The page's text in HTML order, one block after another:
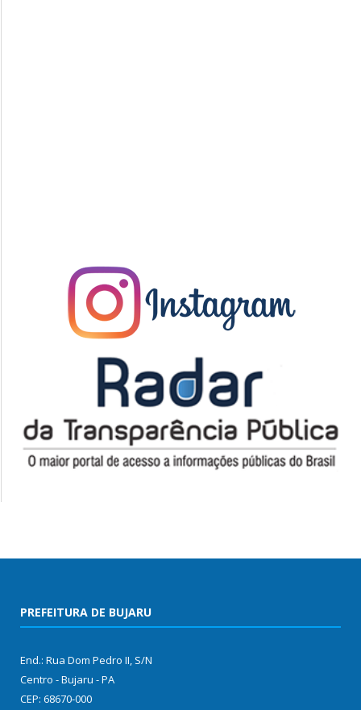
PREFEITURA DE BUJARU
End.: Rua Dom Pedro II, S/N
Centro - Bujaru - PA
CEP: 68670-000